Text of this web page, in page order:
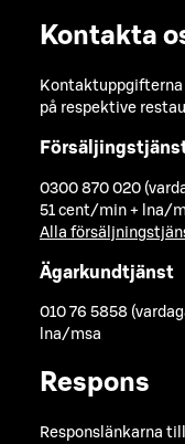
Kontakta
på respektive
0300 870 020
51 cent/min + lna/
Alla
Ägarkundtjänst
010 76 5858
lna/msa
Respons
Responslänkarna